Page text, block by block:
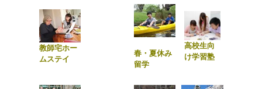
教師宅ホー
ムステイ
春・夏休み
留学
高校生向
け学習塾